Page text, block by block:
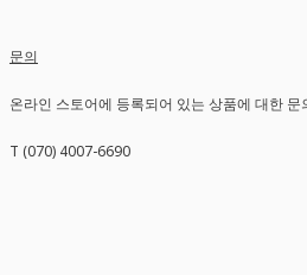
문의
온라인 스토어에 등록되어 있는 상품에 대한
T (070) 4007-6690